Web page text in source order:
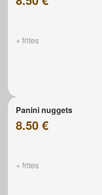
+ frites
Panini nuggets
8.50 €
+ frites